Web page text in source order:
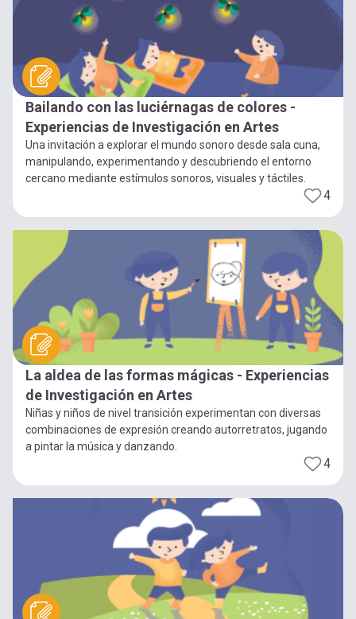
Bailando con las luciérnagas de colores -
Experiencias de Investigación en Artes
Una invitación a explorar el mundo sonoro desde sala cuna,
manipulando, experimentando y descubriendo el entorno
cercano mediante estímulos sonoros, visuales y táctiles.
4
La aldea de las formas mágicas - Experiencias
de Investigación en Artes
Niñas y niños de nivel transición experimentan con diversas
combinaciones de expresión creando autorretratos, jugando
a pintar la música y danzando.
4